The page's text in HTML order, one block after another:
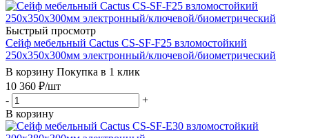
Быстрый просмотр
Сейф мебельный Cactus CS-SF-F25 взломостойкий
250x350x300мм электронный/ключевой/биометрический
В корзину Покупка в 1 клик
10 360 ₽/шт
-
+
В корзину